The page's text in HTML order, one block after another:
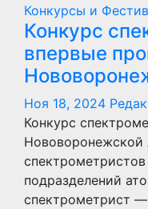
Конкурсы и
Конкурс
впервые
Ноя 18, 2024
Конкурс
Нововоронежской
подразделений
спектрометрист